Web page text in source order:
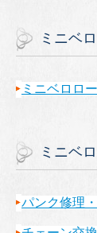
ミニベ
ミニベロロ
ミニベ
パンク修理